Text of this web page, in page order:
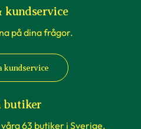
kundservice
på dina frågor.
kundservice
butiker
63 butiker i Sverige.